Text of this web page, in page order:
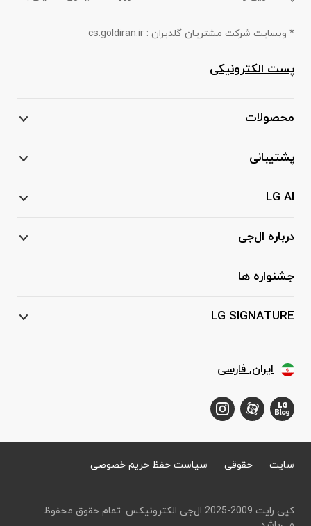
* وبسایت شرکت مشتریان گلدیران : cs.goldiran.ir
پست الکترونیکی
محصولات
پشتیبانی
LG AI
درباره ال‌جی
جشنواره ها
LG SIGNATURE
ایران, فارسی
سایت حقوقی سیاست حفظ حریم خصوصی
کپی رایت 2009-2025 ال‌جی الکترونیکس. تمام حقوق محفوظ